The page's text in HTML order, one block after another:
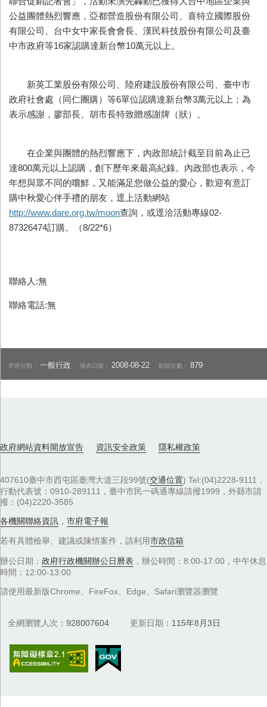
公益團體熱烈響應，亞都營造股份有限公司、喜特立國際股份
有限公司、台中女中家長會會長、漢民科技股份有限公司及臺
中市政府等16家認購達新台幣10萬元以上。
新英工業股份有限公司、陸府建設股份有限公司、臺中市
政府社會處（同仁團購）等6單位認購達新台幣3萬元以上；為
表示感謝，廖部長、胡市長特致贈感謝牌（狀）。
在企業與團體的熱烈響應下，內政部統計截至目前為止已
達800萬元以上認購，創下歷年來最高紀錄。內政部也表示，今
年想與眾不同的嚐鮮，又能滿足您做公益的愛心，歡迎有意訂
購中秋愛心伴手禮的朋友，逕上活動網站
http://www.dare.org.tw/moon查詢，或逕洽活動專線02-
87326474訂購。（8/22*6）
聯絡人:無
聯絡電話:無
市府分類：一般行政 發布日期： 2008-08-22 點閱次數：879
政府網站資料開放宣告 資訊安全政策 隱私權政策
407610臺中市西屯區臺灣大道三段99號(交通位置) Tel:(04)2228-9111．
行動代表號：0910-289111，臺中市民一碼通專線請撥1999，外縣市請
撥：(04)2220-3585
各機關聯絡資訊 ， 市府電子報
若有具體檢舉、建議或陳情案件，請利用市政信箱
辦公日期： 政府行政機關辦公日曆表 ，辦公時間：8:00-17:00，中午休息
時間：12:00-13:00
請使用最新版Chrome、FireFox、Edge、Safari瀏覽器瀏覽
全網瀏覽人次 928007604 更新日期 115年8月3日